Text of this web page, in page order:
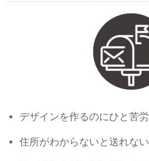
デザインを作るのにひと苦労
住所がわからないと送れない